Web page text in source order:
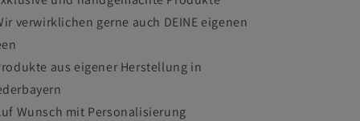
verwirklichen gerne auch DEINE eigenen
aus eigener Herstellung in
Wunsch mit Personalisierung